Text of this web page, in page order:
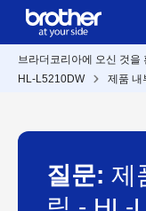
브라더코리아에 오신 것을
HL-L5210DW
제품 내
질문: 제